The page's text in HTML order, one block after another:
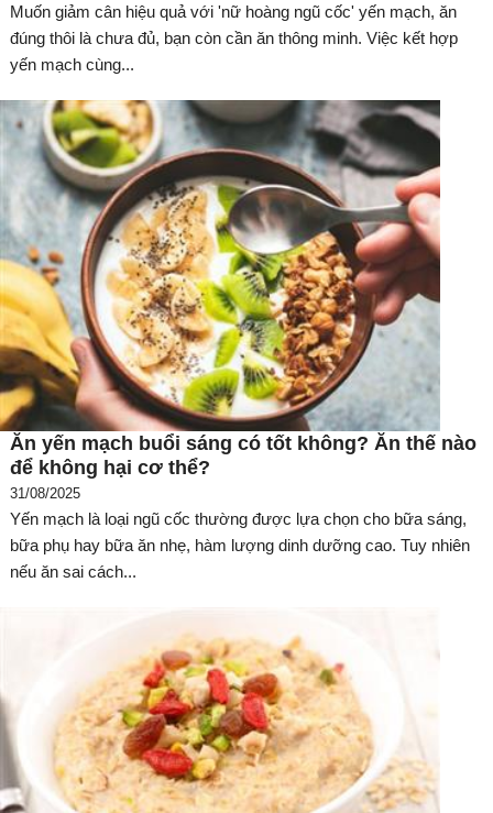
Muốn giảm cân hiệu quả với 'nữ hoàng ngũ cốc' yến mạch, ăn
đúng thôi là chưa đủ, bạn còn cần ăn thông minh. Việc kết hợp
yến mạch cùng...
Ăn yến mạch buổi sáng có tốt không? Ăn thế nào
để không hại cơ thể?
31/08/2025
Yến mạch là loại ngũ cốc thường được lựa chọn cho bữa sáng,
bữa phụ hay bữa ăn nhẹ, hàm lượng dinh dưỡng cao. Tuy nhiên
nếu ăn sai cách...